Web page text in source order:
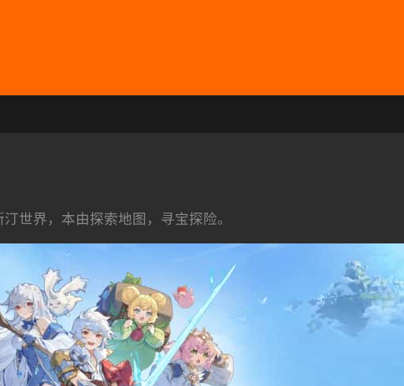
世界，本由探索地图，寻宝探险。